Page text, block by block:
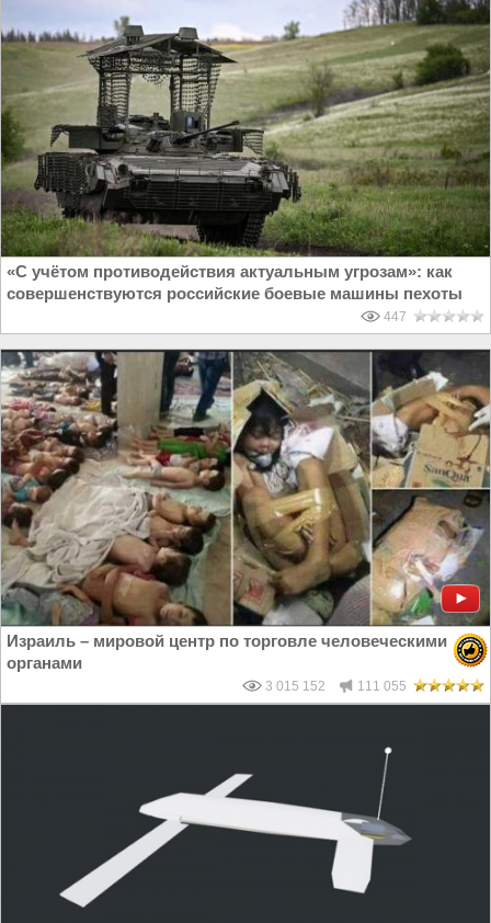
«С учётом противодействия актуальным угрозам»: как
совершенствуются российские боевые машины пехоты
447
Израиль – мировой центр по торговле человеческими
органами
3 015 152 111 055